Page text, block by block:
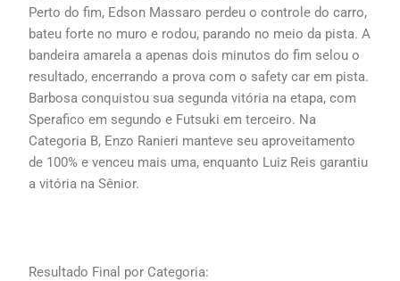
Perto do fim, Edson Massaro perdeu o controle do carro,
bateu forte no muro e rodou, parando no meio da pista. A
bandeira amarela a apenas dois minutos do fim selou o
resultado, encerrando a prova com o safety car em pista.
Barbosa conquistou sua segunda vitória na etapa, com
Sperafico em segundo e Futsuki em terceiro. Na
Categoria B, Enzo Ranieri manteve seu aproveitamento
de 100% e venceu mais uma, enquanto Luiz Reis garantiu
a vitória na Sênior.
Resultado Final por Categoria: